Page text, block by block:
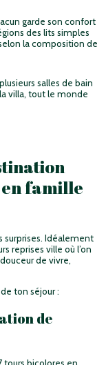
garde son confort
des lits simples
la composition de
salles de bain
villa, tout le monde
famille
surprises. Idéalement
reprises ville où l’on
de vivre,
ton séjour :
de